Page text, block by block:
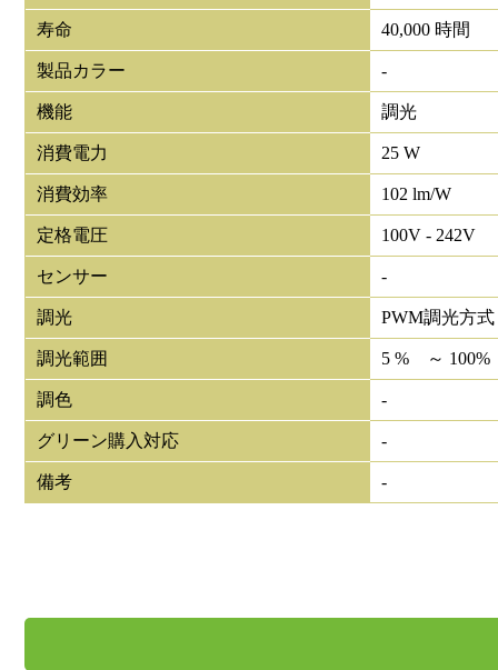
寿命 40,000 時間
製品カラー -
機能 調光
消費電力 25 W
消費効率 102 lm/W
定格電圧 100V - 242V
センサー -
調光 PWM調光方式
調光範囲 5 % ～ 100%
調色 -
グリーン購入対応 -
備考 -